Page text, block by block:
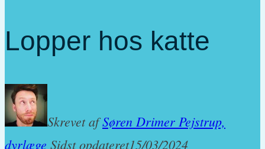
Lopper hos katte
Skrevet afSøren Drimer Pejstrup,
dyrlæge Sidst opdateret15/03/2024